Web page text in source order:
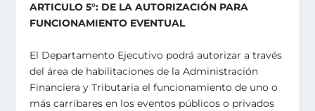
ARTICULO 5°: DE LA AUTORIZACIÓN PARA
FUNCIONAMIENTO EVENTUAL
El Departamento Ejecutivo podrá autorizar a través
del área de habilitaciones de la Administración
Financiera y Tributaria el funcionamiento de uno o
más carribares en los eventos públicos o privados